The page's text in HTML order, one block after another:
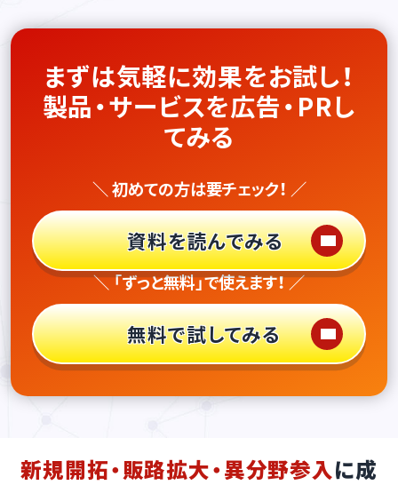
まずは気軽に効果をお試し！
製品・サービスを広告・PRし
てみる
＼ 初めての方は要チェック！ ／
資料を読んでみる
＼ 「ずっと無料」で使えます！ ／
無料で試してみる
新規開拓・販路拡大・異分野参入に成